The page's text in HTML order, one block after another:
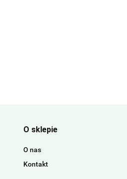
O sklepie
O nas
Kontakt